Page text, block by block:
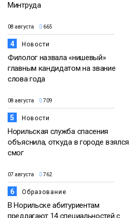
Минтруда
08 августа 665
4 Новости
Филолог назвала «нишевый»
главным кандидатом на звание
слова года
08 августа 709
5 Новости
Норильская служба спасения
объяснила, откуда в городе взялся
смог
07 августа 762
6 Образование
В Норильске абитуриентам
предлагают 14 специальностей с